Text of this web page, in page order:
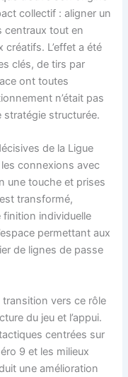
collectif : aligner un
centraux tout en
L’effet a été
clés, de tirs par
ont toutes
n’était pas
stratégie structurée.
de la Ligue
connexions avec
une touche et prises
transformé,
individuelle
permettant aux
de lignes de passe
transition vers ce rôle
du jeu et l’appui.
centrées sur
9 et les milieux
une amélioration